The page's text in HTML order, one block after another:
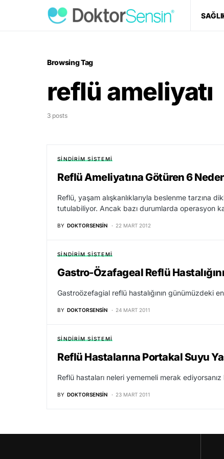
Browsing Tag
reflü ameliyatı
3 posts
SINDIRIM SISTEMI
Reflü Ameliyatına Götüren 6
Reflü, yaşam alışkanlıklarıyla beslenme
tutulabiliyor. Ancak bazı durumlarda operasyon
BY DOKTORSENSIN 22 MART 2012
SINDIRIM SISTEMI
Gastro-Özafageal Reflü
Gastroözefagial reflü hastalığının günümüzdeki
BY DOKTORSENSIN 24 MART 2011
SINDIRIM SISTEMI
Reflü Hastalarına Portakal Suyu
Reflü hastaları neleri yememeli merak
BY DOKTORSENSIN 23 MART 2011